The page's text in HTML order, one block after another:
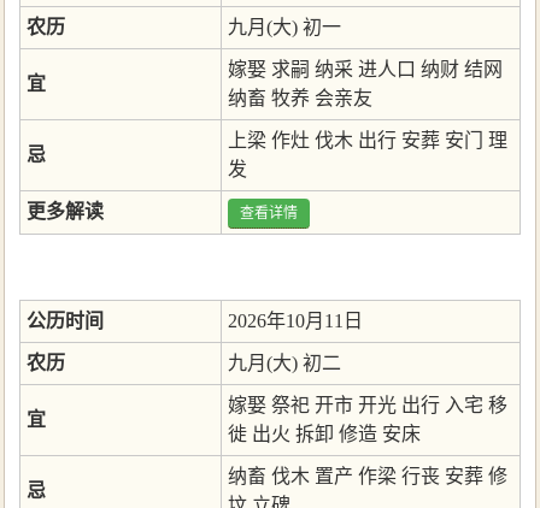
农历 九月(大) 初一
宜
嫁娶 求嗣 纳采 进人口 纳财 结网
纳畜 牧养 会亲友
忌
上梁 作灶 伐木 出行 安葬 安门
理
发
更多解读 查看详情
公历时间 2026年10月11日
农历 九月(大) 初二
宜
嫁娶 祭祀 开市 开光 出行 入宅 移
徙 出火 拆卸 修造 安床
忌
纳畜 伐木 置产 作梁 行丧 安葬 修